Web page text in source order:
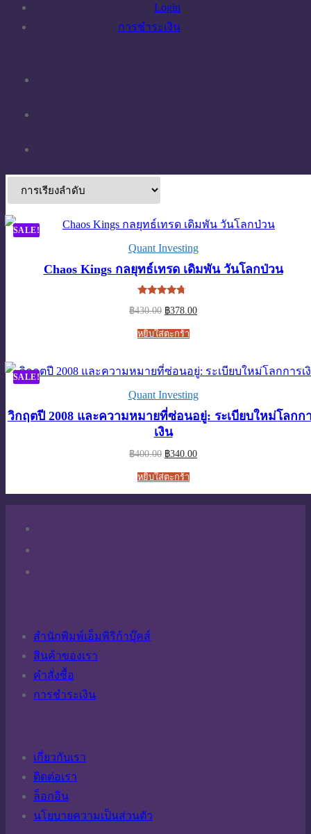
Login
การชำระเงิน
SALE!
Quant Investing
Chaos Kings กลยุทธ์เทรด เดิมพัน วันโลกป่วน
4.50
คะแนน
฿430.00 Original
was:
฿430.00.
฿378.00Current
หยิบใส่ตะกร้า
SALE!
Quant Investing
วิกฤตปี 2008 และความหมายที่ซ่อนอยู่: ระเบียบใหม่โลกก
เงิน
฿400.00 Original
was:
฿400.00.
฿340.00Current
หยิบใส่ตะกร้า
สำนักพิมพ์เอ็มพิริก้าบุ๊คส์
สินค้าของเรา
คำสั่งซื้อ
การชำระเงิน
เกี่ยวกับเรา
ติดต่อเรา
ล็อกอิน
นโยบายความเป็นส่วนตัว